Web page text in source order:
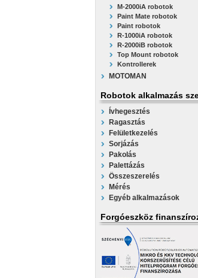
M-2000iA robotok
Paint Mate robotok
Paint robotok
R-1000iA robotok
R-2000iB robotok
Top Mount robotok
Kontrollerek
MOTOMAN
Robotok alkalmazás
Ívhegesztés
Ragasztás
Felületkezelés
Sorjázás
Pakolás
Palettázás
Összeszerelés
Mérés
Egyéb alkalmazások
Forgóeszköz